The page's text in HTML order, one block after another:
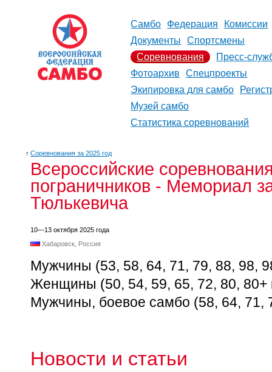
Самбо Федерация
Комиссии
Документы
Спортсмены
Соревнования
Пресс-
Фотоархив
Спецпроекты
Экипировка для самбо
Музей самбо
Статистика соревнований
↑ Соревнования за 2025 год
Всероссийские
пограничников - Мемориал
Тюлькевича
10—13 октября 2025 года
Хабаровск, Россия
Мужчины (53, 58, 64, 71, 79, 88, 98,
Женщины (50, 54, 59, 65, 72, 80, 80+
Мужчины, боевое самбо (58, 64, 71,
Новости и статьи